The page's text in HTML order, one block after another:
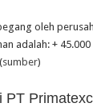
oleh
adalah: +
sumber)
PT